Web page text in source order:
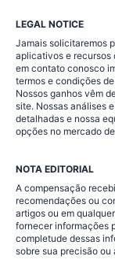
LEGAL NOTICE
Jamais solicitaremos
aplicativos e recursos
em contato conosco
termos e condições
Nossos ganhos vêm
site. Nossas análises
detalhadas e nossa
opções no mercado
NOTA EDITORIAL
A compensação
recomendações ou
artigos ou em
fornecer informações
completude dessas
sobre sua precisão